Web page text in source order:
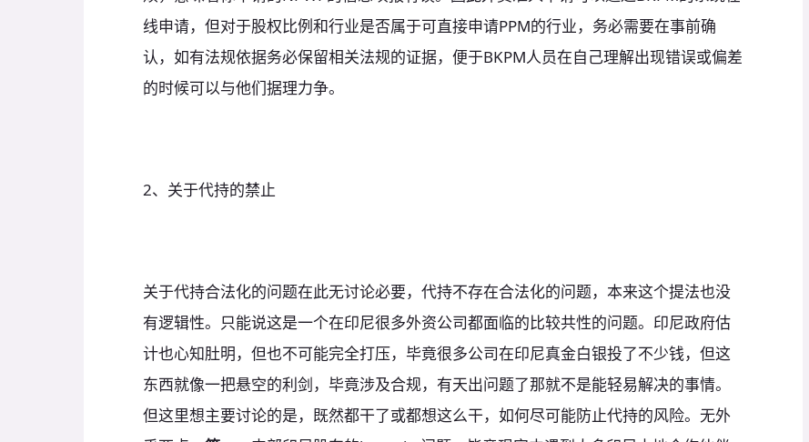
线申请，但对于股权比例和行业是否属于可直接申请PPM的行业，务必需要在事前确
认，如有法规依据务必保留相关法规的证据，便于BKPM人员在自己理解出现错误或偏差
的时候可以与他们据理力争。
2、关于代持的禁止
关于代持合法化的问题在此无讨论必要，代持不存在合法化的问题，本来这个提法也没
有逻辑性。只能说这是一个在印尼很多外资公司都面临的比较共性的问题。印尼政府估
计也心知肚明，但也不可能完全打压，毕竟很多公司在印尼真金白银投了不少钱，但这
东西就像一把悬空的利剑，毕竟涉及合规，有天出问题了那就不是能轻易解决的事情。
但这里想主要讨论的是，既然都干了或都想这么干，如何尽可能防止代持的风险。无外